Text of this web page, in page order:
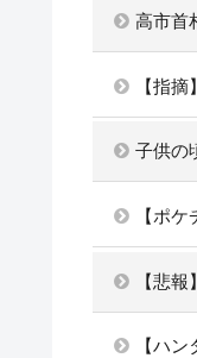
高市首
【指
子供の
【ポ
【悲
【ハ